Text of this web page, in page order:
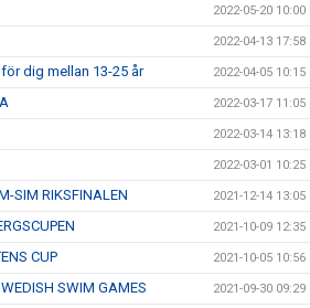
2022-05-20 10:00
2022-04-13 17:58
dig mellan 13-25 år 2022-04-05 10:15
2022-03-17 11:05
2022-03-14 13:18
2022-03-01 10:25
SIM RIKSFINALEN 2021-12-14 13:05
2021-10-09 12:35
CUP 2021-10-05 10:56
SWIM GAMES 2021-09-30 09:29